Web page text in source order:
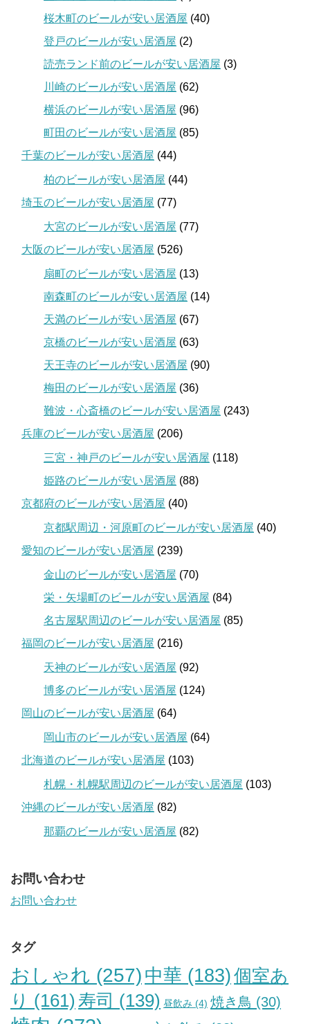
桜木町のビールが安い居酒屋 (40)
登戸のビールが安い居酒屋 (2)
読売ランド前のビールが安い居酒屋 (3)
川崎のビールが安い居酒屋 (62)
横浜のビールが安い居酒屋 (96)
町田のビールが安い居酒屋 (85)
千葉のビールが安い居酒屋 (44)
柏のビールが安い居酒屋 (44)
埼玉のビールが安い居酒屋 (77)
大宮のビールが安い居酒屋 (77)
大阪のビールが安い居酒屋 (526)
扇町のビールが安い居酒屋 (13)
南森町のビールが安い居酒屋 (14)
天満のビールが安い居酒屋 (67)
京橋のビールが安い居酒屋 (63)
天王寺のビールが安い居酒屋 (90)
梅田のビールが安い居酒屋 (36)
難波・心斎橋のビールが安い居酒屋 (243)
兵庫のビールが安い居酒屋 (206)
三宮・神戸のビールが安い居酒屋 (118)
姫路のビールが安い居酒屋 (88)
京都府のビールが安い居酒屋 (40)
京都駅周辺・河原町のビールが安い居酒屋 (40)
愛知のビールが安い居酒屋 (239)
金山のビールが安い居酒屋 (70)
栄・矢場町のビールが安い居酒屋 (84)
名古屋駅周辺のビールが安い居酒屋 (85)
福岡のビールが安い居酒屋 (216)
天神のビールが安い居酒屋 (92)
博多のビールが安い居酒屋 (124)
岡山のビールが安い居酒屋 (64)
岡山市のビールが安い居酒屋 (64)
北海道のビールが安い居酒屋 (103)
札幌・札幌駅周辺のビールが安い居酒屋 (103)
沖縄のビールが安い居酒屋 (82)
那覇のビールが安い居酒屋 (82)
お問い合わせ
お問い合わせ
タグ
おしゃれ (257) 中華 (183)個室あ
り (161) 寿司 (139) 昼飲み (4) 焼き鳥 (30)